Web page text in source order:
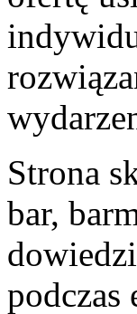
Strona
bar,
podczas